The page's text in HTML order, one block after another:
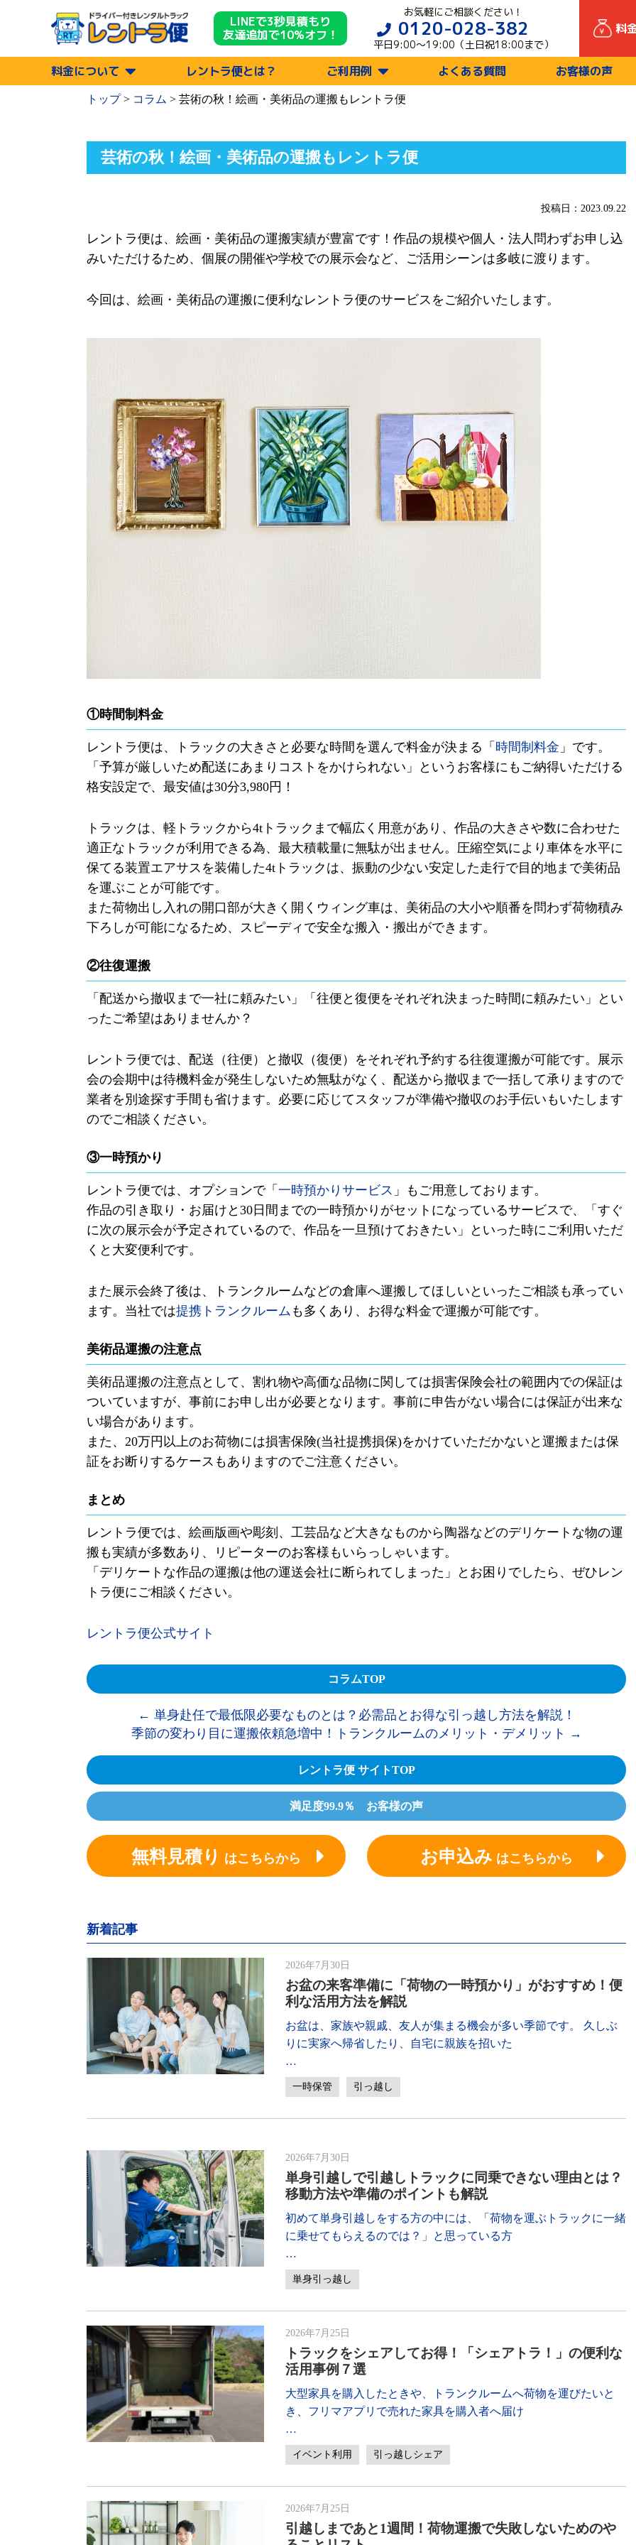
LINEで3秒見積もり
友達追加で10%オフ！
お気軽にご相談ください！
0120-028-382
平日9:00〜19:00（土日祝18:00まで）
料
料金について レントラ便とは？ ご利用例 よくある質問 お客様の声
トップ> コラム > 芸術の秋！絵画・美術品の運搬もレントラ便
芸術の秋！絵画・美術品の運搬もレントラ便
投稿日：2023.09.22
レントラ便は、絵画・美術品の運搬実績が豊富です！作品の規模や個人・法人問わずお申し込
みいただけるため、個展の開催や学校での展示会など、ご活用シーンは多岐に渡ります。
今回は、絵画・美術品の運搬に便利なレントラ便のサービスをご紹介いたします。
①時間制料金
レントラ便は、トラックの大きさと必要な時間を選んで料金が決まる「 時間制料金 」です。
「予算が厳しいため配送にあまりコストをかけられない」というお客様にもご納得いただける
格安設定で、最安値は30分3,980円！
トラックは、軽トラックから4t トラックまで幅広く用意があり、作品の大きさや数に合わせた
適正なトラックが利用できる為、最大積載量に無駄が出ません。圧縮空気により車体を水平に
保てる装置エアサスを装備した4t トラックは、振動の少ない安定した走行で目的地まで美術品
を運ぶことが可能です。
また荷物出し入れの開口部が大きく開くウィング車は、美術品の大小や順番を問わず荷物積み
下ろしが可能になるため、スピーディで安全な搬入・搬出ができます。
②往復運搬
「配送から撤収まで一社に頼みたい」「往便と復便をそれぞれ決まった時間に頼みたい」とい
ったご希望はありませんか？
レントラ便では、配送（往便）と撤収（復便）をそれぞれ予約する往復運搬が可能です。展示
会の会期中は待機料金が発生しないため無駄がなく、配送から撤収まで一括して承りますので
業者を別途探す手間も省けます。必要に応じてスタッフが準備や撤収のお手伝いもいたします
のでご相談ください。
③一時預かり
レントラ便では、オプションで「 一時預かりサービス 」もご用意しております。
作品の引き取り・お届けと 30 日間までの一時預かりがセットになっているサービスで、「すぐ
に次の展示会が予定されているので、作品を一旦預けておきたい」といった時にご利用いただ
くと大変便利です。
また展示会終了後は、トランクルームなどの倉庫へ運搬してほしいといったご相談も承ってい
ます。当社では提携トランクルーム も多くあり、お得な料金で運搬が可能です。
美術品運搬の注意点
美術品運搬の注意点として、割れ物や高価な品物に関しては損害保険会社の範囲内での保証は
ついていますが、事前にお申し出が必要となります。事前に申告がない場合には保証が出来な
い場合があります。
また、 20万円以上のお荷物には損害保険(当社提携損保)をかけていただかないと運搬または保
証をお断りするケースもありますのでご注意ください。
まとめ
レントラ便では、絵画版画や彫刻、工芸品など大きなものから陶器などのデリケートな物の運
搬も実績が多数あり、リピーターのお客様もいらっしゃいます。
「デリケートな作品の運搬は他の運送会社に断られてしまった」とお困りでしたら、ぜひレン
トラ便にご相談ください。
レントラ便公式サイト
コラムTOP
← 単身赴任で最低限必要なものとは？必需品とお得な引っ越し方法を解説！
季節の変わり目に運搬依頼急増中！トランクルームのメリット・デメリット →
レントラ便 サイトTOP
満足度99.9％ お客様の声
無料見積り はこちらから お申込み はこちらから
新着記事
2026年7月30日
お盆の来客準備に「荷物の一時預かり」がおすすめ！便
利な活用方法を解説
お盆は、家族や親戚、友人が集まる機会が多い季節です。 久しぶ
りに実家へ帰省したり、自宅に親族を招いた
…
一時保管 引っ越し
2026年7月30日
単身引越しで引越しトラックに同乗できない理由とは？
移動方法や準備のポイントも解説
初めて単身引越しをする方の中には、「荷物を運ぶトラックに一緒
に乗せてもらえるのでは？」と思っている方
…
単身引っ越し
2026年7月25日
トラックをシェアしてお得！「シェアトラ！」の便利な
活用事例７選
大型家具を購入したときや、トランクルームへ荷物を運びたいと
き、フリマアプリで売れた家具を購入者へ届け
…
イベント利用 引っ越しシェア
2026年7月25日
引越しまであと1週間！荷物運搬で失敗しないためのや